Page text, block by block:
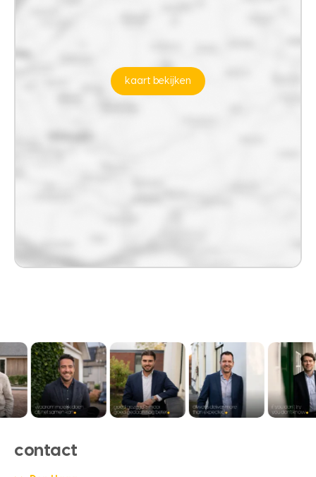
kaart bekijken
contact